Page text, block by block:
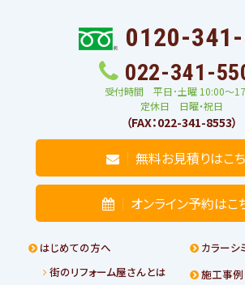
0120-
022-341-
受付時間 平日･土曜 10:00〜
定休日 日曜・祝日
（FAX：022-341-8553）
無料お見積りはこ
オンライン予約はこ
はじめての方へ
街のリフォーム屋さんとは
カラーシ
施工事例